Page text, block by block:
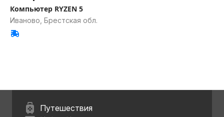
Компьютер RYZEN 5
Иваново, Брестская обл.
Путешествия